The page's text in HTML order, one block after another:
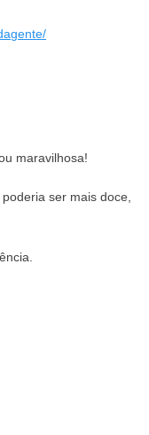
maravilhosa!
ser mais doce,